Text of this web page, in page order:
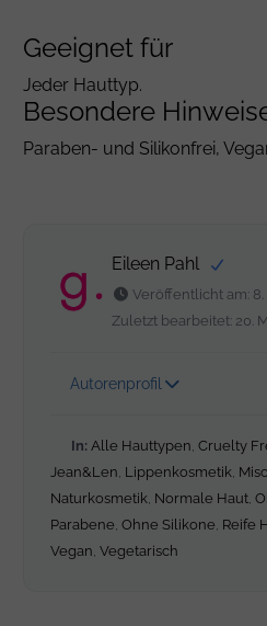
Geeignet für
Jeder Hauttyp.
Besondere
Paraben- und Silikonfrei,
Eileen Pahl
Veröffentlicht am: 8.
Zuletzt bearbeitet: 20.
Autorenprofil
In: Alle Hauttypen ,Cruelty
Jean&Len Lippenkosmetik
Naturkosmetik Normale Haut ,
Parabene ,Ohne Silikone Reife
Vegan ,Vegetarisch